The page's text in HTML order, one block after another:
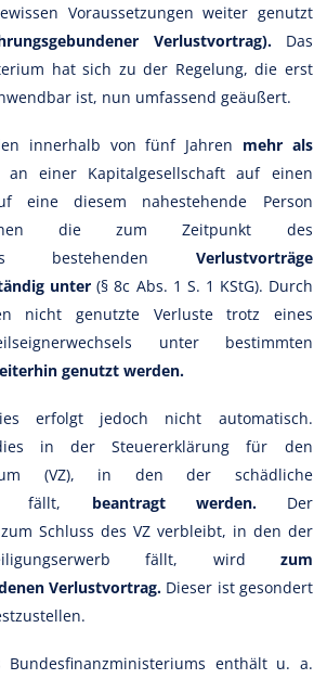
Voraussetzungen weiter genutzt
Verlustvortrag).Das
hat sich zu der Regelung, die erst
ist, nun umfassend geäußert.
innerhalb von fünf Jahren mehr als
an einer Kapitalgesellschaft auf einen
eine diesem nahestehende Person
die zum Zeitpunkt des
bestehenden Verlustvorträge
unter (§ 8c Abs. 1 S. 1 KStG). Durch
nicht genutzte Verluste trotz eines
unter bestimmten
genutzt werden.
erfolgt jedoch nicht automatisch.
in der Steuererklärung für den
(VZ), in den der schädliche
fällt, beantragt werden.Der
Schluss des VZ verbleibt, in den der
fällt, wird zum
Verlustvortrag. Dieser ist gesondert
Bundesfinanzministeriums enthält u. a.